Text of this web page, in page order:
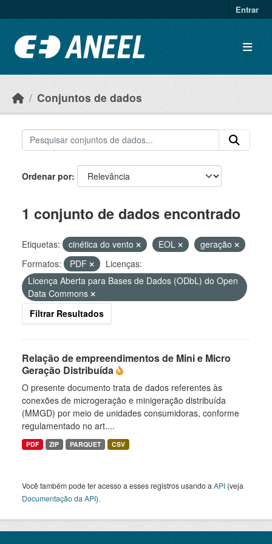
Entrar
Conjuntos de dados
Ordenar por
1 conjunto de dados encontrado
Etiquetas: cinética do vento EOL
geração
Formatos:
PDF
Licenças:
Licença Aberta para Bases de Dados (ODbL) do Open
Data Commons
Filtrar Resultados
Relação de empreendimentos de Mini e Micro
Geração Distribuída
O presente documento trata de dados referentes às
conexões de microgeração e minigeração distribuída
(MMGD) por meio de unidades consumidoras, conforme
regulamentado no art....
PDF ZIP PARQUET CSV
Você também pode ter acesso a esses registros usando a API (veja
Documentação da API).